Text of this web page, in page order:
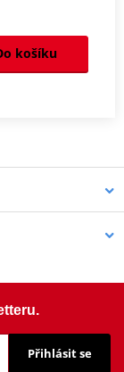
košíku
Přihlásit se